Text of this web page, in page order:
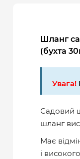
Шланг
(бухта
Увага!
Садовий
шланг
Має
і